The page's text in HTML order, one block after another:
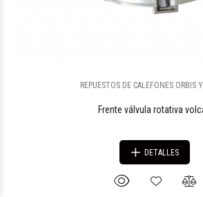
REPUESTOS DE CALEFONES ORBIS
Frente válvula rotativa
DETALLES